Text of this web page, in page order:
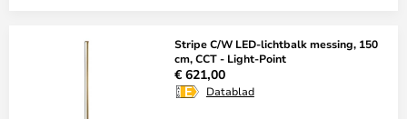
Stripe C/W LED-lichtbalk messing, 150
cm, CCT - Light-Point
€ 621,00
Datablad